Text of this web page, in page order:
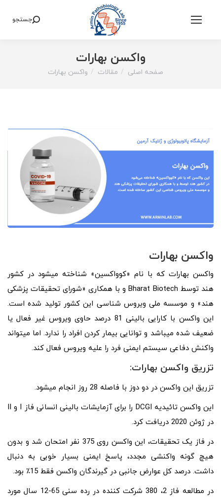
Search:
جستجو
واکسن بهارات
You are here:
صفحه اصلی مقالات واکسن بهارات
واکسن بهارات
واکسن بهارات که با نام «کوواکسین» شناخته میشود در کشور
هند توسط Bharat Biotech و با همکاری «شورای تحقیقات پزشکی
هند» و موسسه ملی ویروس شناسی این کشور تولید شده است.
این واکسن با کارایی بالینی 81 درصد حاوی ویروس غیر فعال یا
ضعیف شده میباشد و توانایی بیمار کردن افراد را ندارد. اما میتواند
واکنش دفاعی سیستم ایمنی فرد را علیه ویروس فعال کند.
تزریق واکسن بهارات:
تزریق این واکسن در دو دوز با فاصله 28 روز انجام میشود.
این واکسن تائیدیه DCGI را برای آزمایشات بالینی انسانی فاز I و II
در ژوئن 2020 دریافت کرد.
در فاز یک تحقیقات، این واکسن روی 375 نفر امتحان شد و بدون
هیچ گونه واکنشی مجدد، پاسخ ایمنی بسیار خوبی به دنبال
داشت. درصد کل عوارض جانبی در گیرندگان واکسن فقط 15٪ بود.
در مطالعه فاز 2، 380 شرکت کننده در رده سنی 65-12 سال مورد